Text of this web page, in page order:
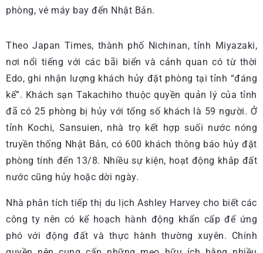
phòng, vé máy bay đến Nhật Bản.
Theo Japan Times, thành phố Nichinan, tỉnh Miyazaki,
nơi nổi tiếng với các bãi biển và cảnh quan có từ thời
Edo, ghi nhận lượng khách hủy đặt phòng tại tỉnh “đáng
kể”. Khách sạn Takachiho thuộc quyền quản lý của tỉnh
đã có 25 phòng bị hủy với tổng số khách là 59 người. Ở
tỉnh Kochi, Sansuien, nhà trọ kết hợp suối nước nóng
truyền thống Nhật Bản, có 600 khách thông báo hủy đặt
phòng tính đến 13/8. Nhiều sự kiện, hoạt động khắp đất
nước cũng hủy hoặc dời ngày.
Nhà phân tích tiếp thị du lịch Ashley Harvey cho biết các
công ty nên có kế hoạch hành động khẩn cấp để ứng
phó với động đất và thực hành thường xuyên. Chính